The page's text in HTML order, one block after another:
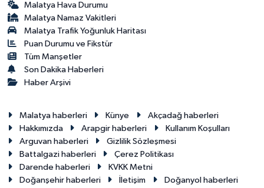
Malatya Hava Durumu
Malatya Namaz Vakitleri
Malatya Trafik Yoğunluk Haritası
Puan Durumu ve Fikstür
Tüm Manşetler
Son Dakika Haberleri
Haber Arşivi
Malatya haberleri Künye
Akçadağ haberleri
Hakkımızda
Arapgir haberleri
Kullanım Koşulları
Arguvan haberleri
Gizlilik Sözleşmesi
Battalgazi haberleri
Çerez Politikası
Darende haberleri
KVKK Metni
Doğanşehir haberleri
İletişim
Doğanyol haberleri